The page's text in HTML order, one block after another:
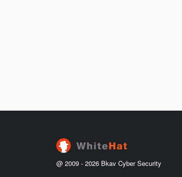
@ 2009 - 2026 Bkav Cyber Security